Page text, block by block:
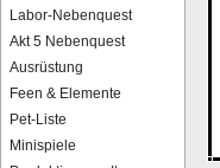
Labor-Nebenquest
Akt 5 Nebenquest
Ausrüstung
Feen & Elemente
Pet-Liste
Minispiele